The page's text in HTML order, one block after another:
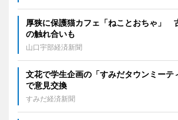
厚狭に保護猫カフェ「ねことおちゃ」
の触れ合いも
山口宇部経済新聞
文花で学生企画の「すみだタウンミー
で意見交換
すみだ経済新聞